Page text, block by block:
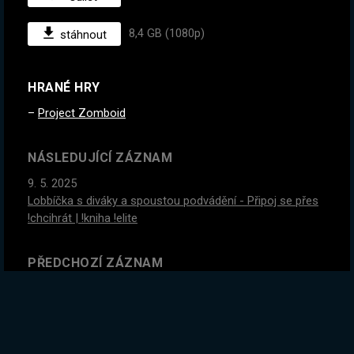
stáhnout 8,4 GB (1080p)
HRANÉ HRY
Project Zomboid
NÁSLEDUJÍCÍ ZÁZNAM
9. 5. 2025
Lobbíčka s diváky a spoustou podvádění - Připoj se přes
!chcihrát | !kniha !elite
PŘEDCHOZÍ ZÁZNAM